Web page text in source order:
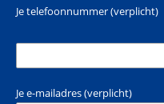
Je telefoonnummer (verplicht)
Je e-mailadres (verplicht)